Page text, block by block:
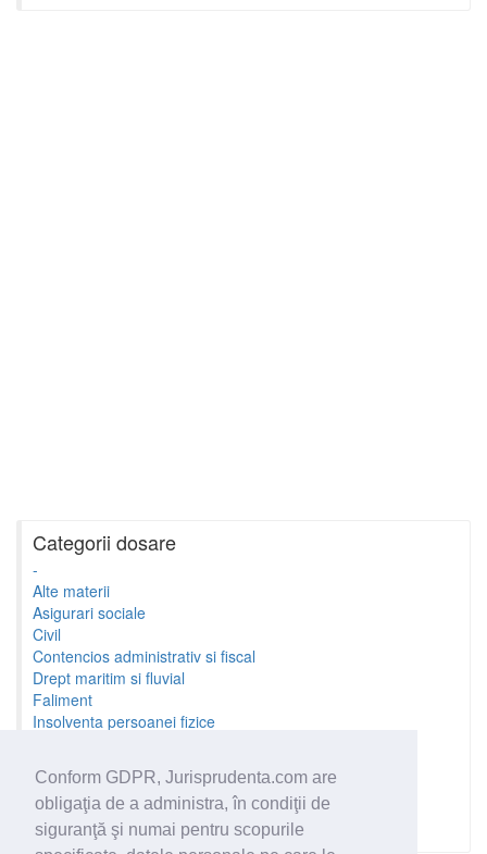
Conform GDPR, Jurisprudenta.com are
obligaţia de a administra, în condiţii de
siguranţă şi numai pentru scopurile
Categorii dosare
-
Alte materii
Asigurari sociale
Civil
Contencios administrativ si fiscal
Drept maritim si fluvial
Faliment
Insolventa persoanei fizice
Minori si familie
Penal
Proprietate Intelectuala